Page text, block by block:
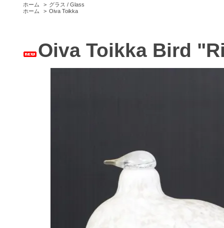
ホーム > グラス / Glass
ホーム
> Oiva Toikka
Oiva Toikka Bird